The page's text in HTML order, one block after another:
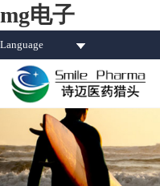
mg电子
Language